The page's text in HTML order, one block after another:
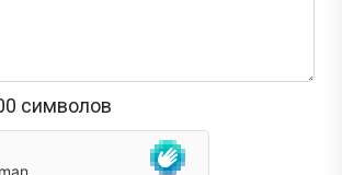
символов